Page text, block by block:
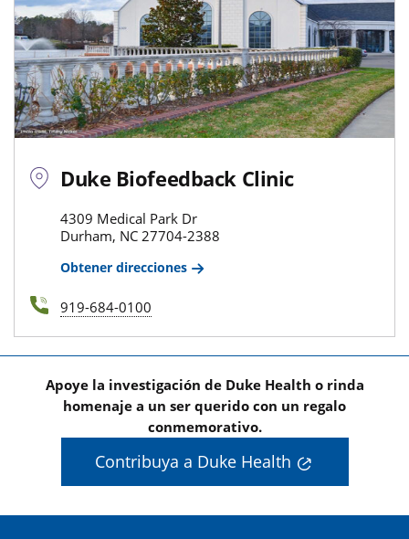
Duke Biofeedback Clinic
4309 Medical Park Dr
Durham, NC 27704-2388
Obtener direcciones
919-684-0100
Apoye la investigación de Duke Health o rinda
homenaje a un ser querido con un regalo
conmemorativo.
Contribuya a Duke Health